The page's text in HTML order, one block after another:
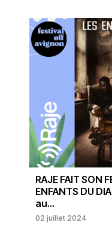
RAJE FAIT SON
ENFANTS DU
au...
02 juillet 2024